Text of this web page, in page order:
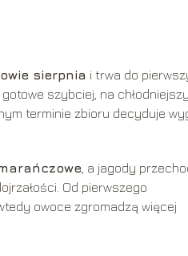
sierpnia i trwa do
szybciej, na
terminie zbioru decyduje
, a jagody
Od pierwszego
owoce zgromadzą więcej